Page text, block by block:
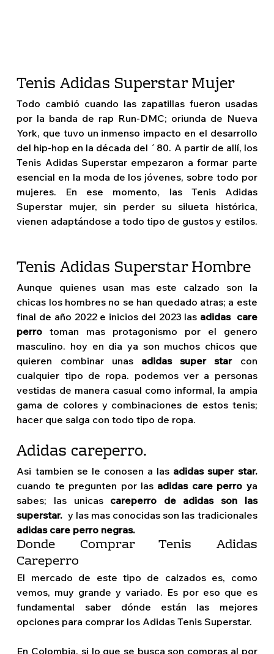
Tenis Adidas Superstar Mujer
Todo cambió cuando las zapatillas fueron usadas
por la banda de rap Run-DMC; oriunda de Nueva
York, que tuvo un inmenso impacto en el desarrollo
del hip-hop en la década del ´80. A partir de allí, los
Tenis Adidas Superstar empezaron a formar parte
esencial en la moda de los jóvenes, sobre todo por
mujeres. En ese momento, las Tenis Adidas
Superstar mujer, sin perder su silueta histórica,
vienen adaptándose a todo tipo de gustos y estilos.
Tenis Adidas Superstar Hombre
Aunque quienes usan mas este calzado son la
chicas los hombres no se han quedado atras; a este
final de año 2022 e inicios del 2023 las adidas  care
perro toman mas protagonismo por el genero
masculino. hoy en dia ya son muchos chicos que
quieren combinar unas adidas super star con
cualquier tipo de ropa. podemos ver a personas
vestidas de manera casual como informal, la ampia
gama de colores y combinaciones de estos tenis;
hacer que salga con todo tipo de ropa.
Adidas careperro.
Asi tambien se le conosen a las
adidas super star.
cuando te pregunten por las adidas care perro ya
sabes; las unicas careperro de adidas son las
superstar. y las mas conocidas son las tradicionales
adidas care perro negras.
Donde Comprar Tenis Adidas
Careperro
El mercado de este tipo de calzados es, como
vemos, muy grande y variado. Es por eso que es
fundamental saber dónde están las mejores
opciones para comprar los Adidas Tenis Superstar.
En Colombia, si lo que se busca son compras al por